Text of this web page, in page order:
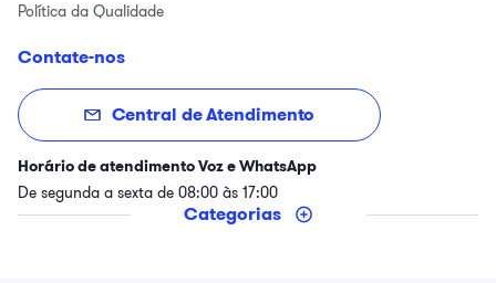
Política da Qualidade
Contate-nos
Central de Atendimento
Horário de atendimento Voz e WhatsApp
De segunda a sexta de 08:00 às 17:00
Categorias